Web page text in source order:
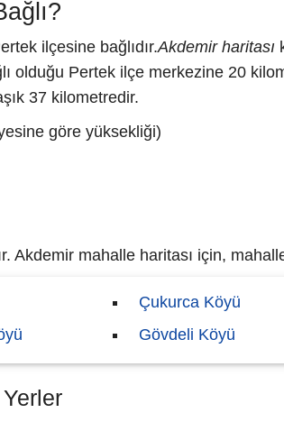
ilçesine bağlıdır.Akdemir haritası
olduğu Pertek ilçe merkezine 20
37 kilometredir.
göre yüksekliği)
Akdemir mahalle haritası için,
Çukurca Köyü
Gövdeli Köyü